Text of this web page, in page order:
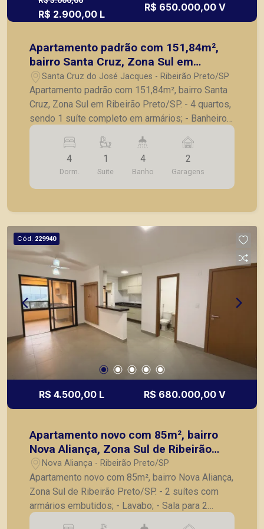
R$ 2.900,00 L
R$ 650.000,00 V
Apartamento padrão com 151,84m²,
bairro Santa Cruz, Zona Sul em
Ribeirão Preto/SP.
Santa Cruz do José Jacques - Ribeirão Preto/SP
Apartamento padrão com 151,84m², bairro Santa
Cruz, Zona Sul em Ribeirão Preto/SP. - 4 quartos,
sendo 1 suíte completo em armários; - Banheiro
social; - Lavabo; - Sala para 2 ambientes; -
Cozinha com armários; - Lavanderia; - Despensa;
- Banheiro de serviço; - 2 vagas de garagem. A
Piramid tem como objetivo atender seus clientes
com agilidade e segurança, em locação, vendas
Preto.
4
Dorm.
1
Suite
4
Banho
2
Garagens
Cód. 229940
R$ 4.500,00 L R$ 680.000,00 V
Apartamento novo com 85m², bairro
Nova Aliança, Zona Sul de Ribeirão
Preto/SP.
Nova Aliança - Ribeirão Preto/SP
Apartamento novo com 85m², bairro Nova Aliança,
Zona Sul de Ribeirão Preto/SP. - 2 suítes com
armários embutidos; - Lavabo; - Sala para 2
ambientes com painel; - Varanda gourmet